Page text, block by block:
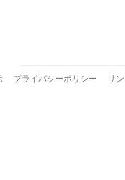
プライバシーポリシー リ